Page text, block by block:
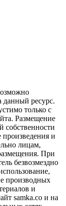
данный ресурс.
только с
Размещение
собственности
и
лицам,
При
безвозмездно
производных
и
samka.co и на